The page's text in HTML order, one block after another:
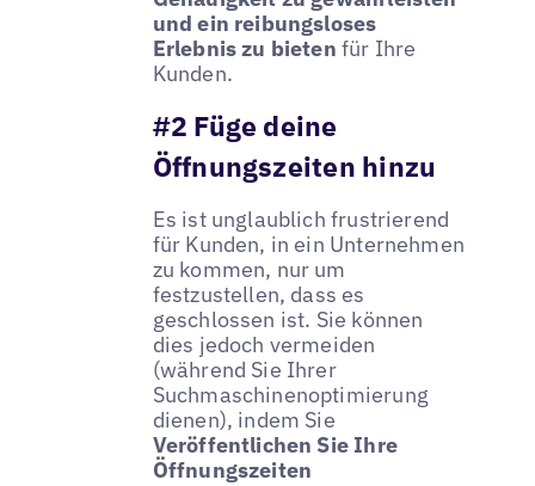
und ein reibungsloses
Erlebnis zu bieten für Ihre
Kunden.
#2 Füge deine
Öffnungszeiten hinzu
Es ist unglaublich frustrierend
für Kunden, in ein Unternehmen
zu kommen, nur um
festzustellen, dass es
geschlossen ist. Sie können
dies jedoch vermeiden
(während Sie Ihrer
Suchmaschinenoptimierung
dienen), indem Sie
Veröffentlichen Sie Ihre
Öffnungszeiten